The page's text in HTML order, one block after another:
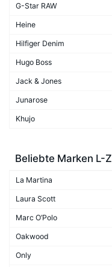
G-Star RAW
Heine
Hilfiger Denim
Hugo Boss
Jack & Jones
Junarose
Khujo
Beliebte Marken L-Z
La Martina
Laura Scott
Marc O’Polo
Oakwood
Only